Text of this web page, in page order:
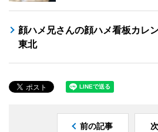
顔ハメ兄さんの顔ハメ看板カレ
東北
前の記事